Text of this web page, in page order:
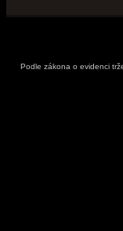
Podle zákona o evidenci